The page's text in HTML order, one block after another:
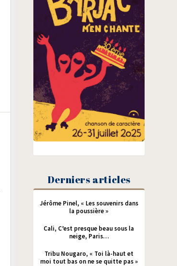
Derniers articles
Jérôme Pinel, « Les souvenirs dans
la poussière »
Cali, C’est presque beau sous la
neige, Paris…
Tribu Nougaro, « Toi là-haut et
moi tout bas on ne se quitte pas »